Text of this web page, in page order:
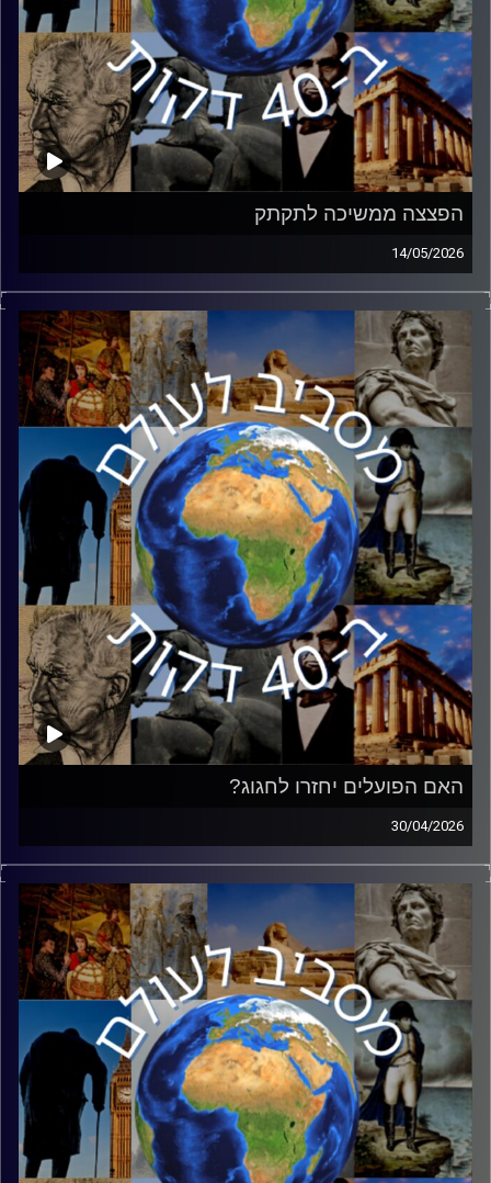
הפצצה ממשיכה לתקתק
14/05/2026
בימים אלו העולם מחכה להחלטתו של נשיא ארצות הברית,
דונאלד טראמפ: האם לחדש את המלחמה באיראן. איום הגרעין
האיראני מלווה את ישראל במשך עשורים ולמרות המלחמה,
הסוף לא נראה קרוב. כדי לעשות סדר, הצטרף אליי אבנר וילן.
אבנר הוא איש הייטק ובוגר תכנית תלפיות. הוא שירת 21 שנים
במערכת הביטחון, וברוב שנות שירותו עסק באיראן ובמערכה
מולה. במסגרת שירותו היה שותף לעשייה ביטחונית משמעותית,
שעליה זכה בפרס ביטחון ישראל.
קרדיט תמונות:יוסי מצרי
האם הפועלים יחזרו לחגוג?
30/04/2026
השבוע נציין את האחד במאי, חג הפועלים. מה שהיה בעבר
חגם של כחצי מאוכלוסיית העולם, הפך היום לאירוע שולי.
למרות זאת, זאת הזדמנות מצוינת לשוחח על מארקס,
סוצאליזם והכלכלה העולמית הנוכחית. הצטרף אליי ד״ר יפתח
גולדמן, מרצה בכיר במכללה האקדמית לחינוך ע"ש דוד ילין
בירושלים ובתכנית 'בארי' באוניברסיטת חיפה, מחבר הספרים
"רוסו: הקידמה כמלכודת", "הסוציאליזם בין פוליטיקה
לאוטופיה" ו"להמשיך את השיחה: הזמנה לחינוך הומניסטי"
ומגיש "הפודקסט על מרקס".
קרדיט תמונות:יוסי מצרי